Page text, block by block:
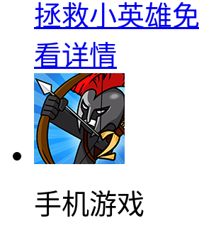
拯救小英雄
看详情
手机游戏